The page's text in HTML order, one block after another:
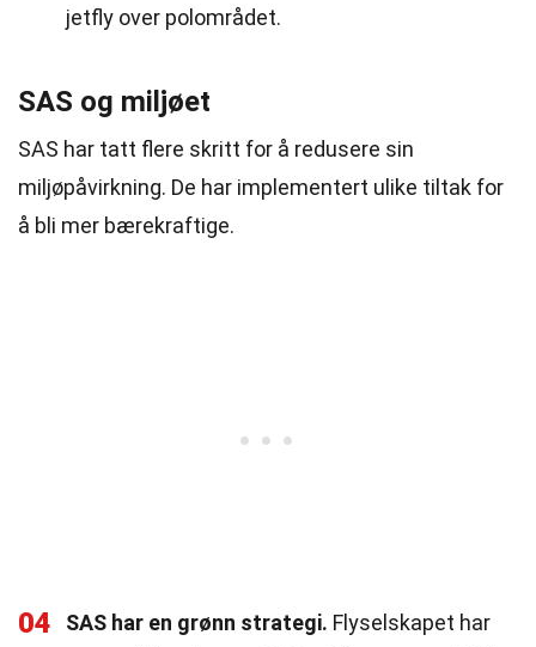
jetfly over polområdet.
SAS og miljøet
SAS har tatt flere skritt for å redusere sin
miljøpåvirkning. De har implementert ulike tiltak for
å bli mer bærekraftige.
04 SAS har en grønn strategi. Flyselskapet har